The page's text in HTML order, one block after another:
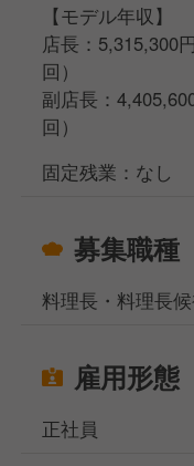
【モデル年収】
店長：5,315,300
回）
副店長：
回）
固定残業：なし
募集職種
料理長・料理長
雇用形態
正社員